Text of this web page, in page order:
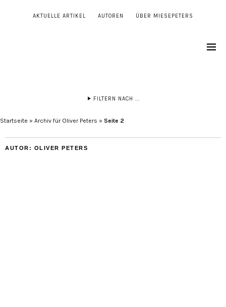
AKTUELLE ARTIKEL AUTOREN ÜBER MIESEPETERS
FILTERN NACH ...
Startseite » Archiv für Oliver Peters » Seite 2
AUTOR: OLIVER PETERS